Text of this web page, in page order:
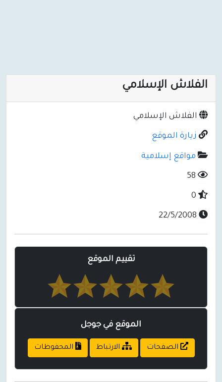
الفلاش الإسلامي
الفلاش الإسلامي
زيارة الموقع
مواقع إسلامية
تقييم الموقع
الموقع في جوجل
الصفحات الارتباط المحفوظات